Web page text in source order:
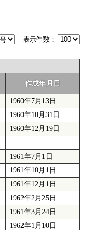
表示件数：
作成年月日
1960年7月13日
1960年10月31日
1960年12月19日
1961年7月1日
1961年10月1日
1961年12月1日
1962年2月25日
1961年3月24日
1962年1月10日